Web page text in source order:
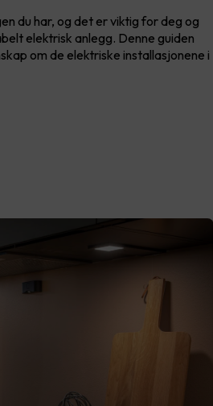
du har, og det er viktig for deg og
elektrisk anlegg. Denne guiden
om de elektriske installasjonene i